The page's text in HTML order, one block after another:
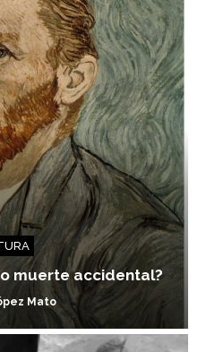
muerte accidental?
Mato